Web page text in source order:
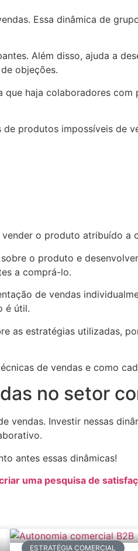
Essa dinâmica de
Além disso, ajuda a
objeções.
que haja colaboradores
produtos impossíveis de
o produto atribuído a
o produto e
a comprá-lo.
de vendas
é útil.
as estratégias utilizadas,
de vendas e como
no setor
vendas. Investir nessas
antes essas dinâmicas!
uma pesquisa de
ESTRATÉGIA COMERCIAL